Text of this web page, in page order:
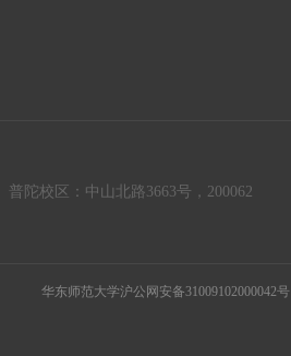
普陀校区：中山北路3663号，200062
华东师范大学沪公网安备31009102000042号